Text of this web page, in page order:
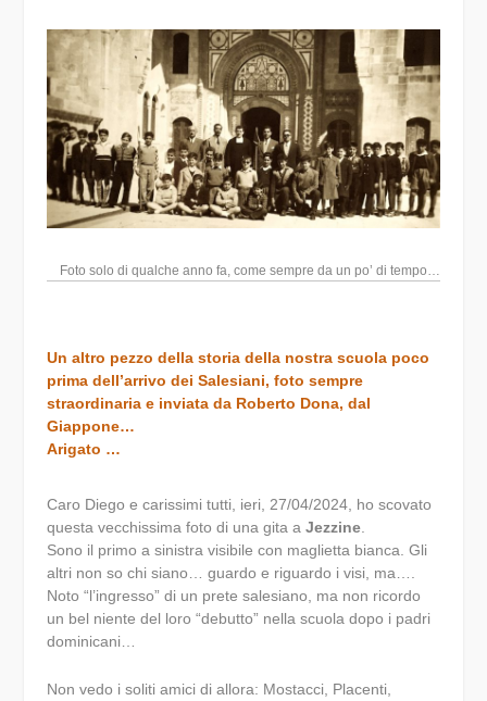
Foto solo di qualche anno fa, come sempre da un po’ di tempo…
Un altro pezzo della storia della nostra scuola poco
prima dell’arrivo dei Salesiani, foto sempre
straordinaria e inviata da Roberto Dona, dal
Giappone…
Arigato …
Caro Diego e carissimi tutti, ieri, 27/04/2024, ho scovato
questa vecchissima foto di una gita a Jezzine.
Sono il primo a sinistra visibile con maglietta bianca. Gli
altri non so chi siano… guardo e riguardo i visi, ma….
Noto “l’ingresso” di un prete salesiano, ma non ricordo
un bel niente del loro “debutto” nella scuola dopo i padri
dominicani…
Non vedo i soliti amici di allora: Mostacci, Placenti,